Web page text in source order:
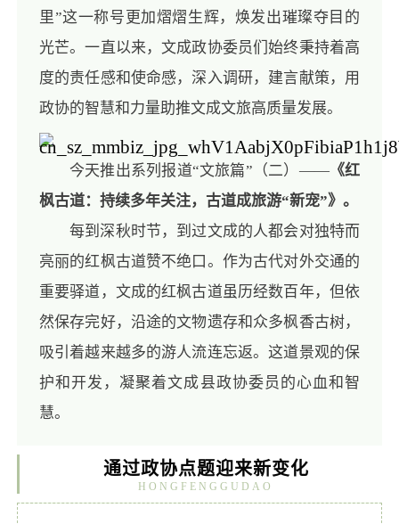
里”这一称号更加熠熠生辉，焕发出璀璨夺目的
光芒。一直以来，文成政协委员们始终秉持着高
度的责任感和使命感，深入调研，建言献策，用
政协的智慧和力量助推文成文旅高质量发展。
今天推出系列报道“文旅篇”（二）——《红
枫古道：持续多年关注，古道成旅游“新宠”》。
每到深秋时节，到过文成的人都会对独特而
亮丽的红枫古道赞不绝口。作为古代对外交通的
重要驿道，文成的红枫古道虽历经数百年，但依
然保存完好，沿途的文物遗存和众多枫香古树，
吸引着越来越多的游人流连忘返。这道景观的保
护和开发，凝聚着文成县政协委员的心血和智
慧。
通过政协点题迎来新变化
HONGFENGGUDAO